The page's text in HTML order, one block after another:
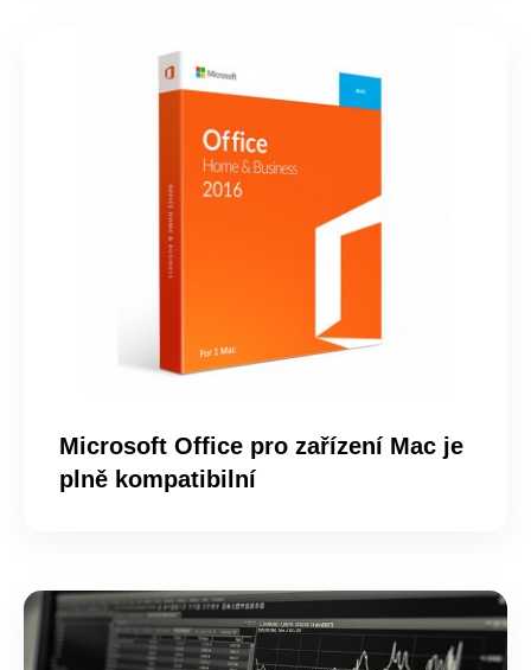
Microsoft Office pro zařízení Mac je
plně kompatibilní